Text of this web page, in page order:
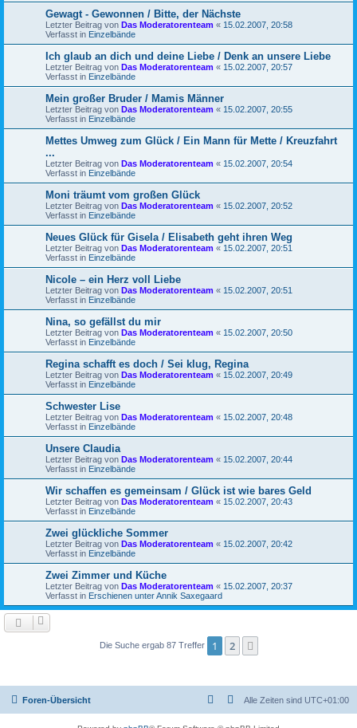
Gewagt - Gewonnen / Bitte, der Nächste
Letzter Beitrag von Das Moderatorenteam « 15.02.2007, 20:58
Verfasst in Einzelbände
Ich glaub an dich und deine Liebe / Denk an unsere Liebe
Letzter Beitrag von Das Moderatorenteam « 15.02.2007, 20:57
Verfasst in Einzelbände
Mein großer Bruder / Mamis Männer
Letzter Beitrag von Das Moderatorenteam « 15.02.2007, 20:55
Verfasst in Einzelbände
Mettes Umweg zum Glück / Ein Mann für Mette / Kreuzfahrt
...
Letzter Beitrag von Das Moderatorenteam « 15.02.2007, 20:54
Verfasst in Einzelbände
Moni träumt vom großen Glück
Letzter Beitrag von Das Moderatorenteam « 15.02.2007, 20:52
Verfasst in Einzelbände
Neues Glück für Gisela / Elisabeth geht ihren Weg
Letzter Beitrag von Das Moderatorenteam « 15.02.2007, 20:51
Verfasst in Einzelbände
Nicole – ein Herz voll Liebe
Letzter Beitrag von Das Moderatorenteam « 15.02.2007, 20:51
Verfasst in Einzelbände
Nina, so gefällst du mir
Letzter Beitrag von Das Moderatorenteam « 15.02.2007, 20:50
Verfasst in Einzelbände
Regina schafft es doch / Sei klug, Regina
Letzter Beitrag von Das Moderatorenteam « 15.02.2007, 20:49
Verfasst in Einzelbände
Schwester Lise
Letzter Beitrag von Das Moderatorenteam « 15.02.2007, 20:48
Verfasst in Einzelbände
Unsere Claudia
Letzter Beitrag von Das Moderatorenteam « 15.02.2007, 20:44
Verfasst in Einzelbände
Wir schaffen es gemeinsam / Glück ist wie bares Geld
Letzter Beitrag von Das Moderatorenteam « 15.02.2007, 20:43
Verfasst in Einzelbände
Zwei glückliche Sommer
Letzter Beitrag von Das Moderatorenteam « 15.02.2007, 20:42
Verfasst in Einzelbände
Zwei Zimmer und Küche
Letzter Beitrag von Das Moderatorenteam « 15.02.2007, 20:37
Verfasst in Erschienen unter Annik Saxegaard
Die Suche ergab 87 Treffer 1 2
Foren-Übersicht Alle Zeiten sind UTC+01:00